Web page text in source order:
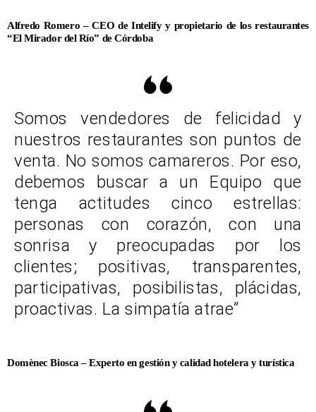
Alfredo Romero – CEO de Intelify y propietario de los restaurantes
“El Mirador del Río” de Córdoba
Somos vendedores de felicidad y
nuestros restaurantes son puntos de
venta. No somos camareros. Por eso,
debemos buscar a un Equipo que
tenga actitudes cinco estrellas:
personas con corazón, con una
sonrisa y preocupadas por los
clientes; positivas, transparentes,
participativas, posibilistas, plácidas,
proactivas. La simpatía atrae”
Domènec Biosca – Experto en gestión y calidad hotelera y turística